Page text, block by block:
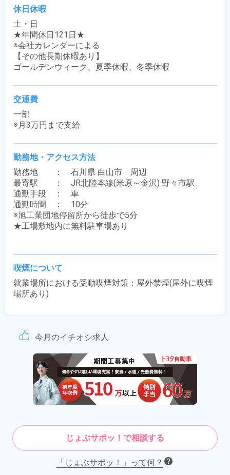
休日休暇
土・日
★年間休日121日★
※会社カレンダーによる
【その他長期休暇あり】
ゴールデンウィーク、夏季休暇、冬季休暇
交通費
一部
※月3万円まで支給
勤務地・アクセス方法
勤務地　　：　石川県 白山市　周辺
最寄駅　　：　JR北陸本線(米原～金沢) 野々市駅
通勤手段　：　車
通勤時間　：　10分
※旭工業団地停留所から徒歩で5分
★工場敷地内に無料駐車場あり
喫煙について
就業場所における受動喫煙対策：屋外禁煙(屋外に喫煙
場所あり)
今月のイチオシ求人
じょぶサポッ！で相談する
「じょぶサポッ！」って何？